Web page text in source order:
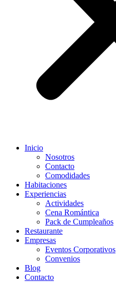
Inicio
Nosotros
Contacto
Comodidades
Habitaciones
Experiencias
Actividades
Cena Romántica
Pack de Cumpleaños
Restaurante
Empresas
Eventos Corporativos
Convenios
Blog
Contacto